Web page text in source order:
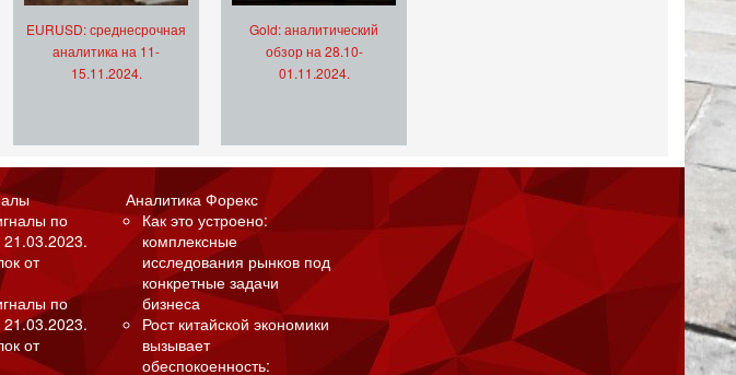
EURUSD: среднесрочная
аналитика на 11-
15.11.2024.
Gold: аналитический
обзор на 28.10-
01.11.2024.
по
от
по
21.03.2023.
от
Аналитика Форекс
Как это устроено:
комплексные
исследования рынков под
конкретные задачи
бизнеса
Рост китайской экономики
вызывает
обеспокоенность: